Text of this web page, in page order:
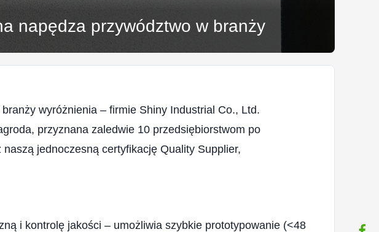
napędza przywództwo w branży
wyróżnienia – firmie Shiny Industrial Co., Ltd.
przyznana zaledwie 10 przedsiębiorstwom po
jednoczesną certyfikację Quality Supplier,
i kontrolę jakości – umożliwia szybkie prototypowanie (<48